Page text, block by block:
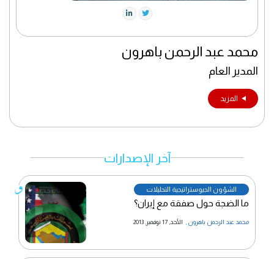
محمد عبد الرحمن باهرون
المدير العام
المزيد
آخر الإصدارات
الشؤون الجيوستراتيجية التحليلات
ما الضجة حول صفقة مع إيران؟
محمد عبد الرحمن باهرون الأحد, 17 نوفمبر, 2013